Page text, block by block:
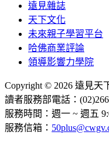
遠見雜誌
天下文化
未來親子學習平台
哈佛商業評論
領導影響力學院
Copyright © 2026 遠見天
讀者服務部電話：
服務時間：週一 ~ 週五
服務信箱：